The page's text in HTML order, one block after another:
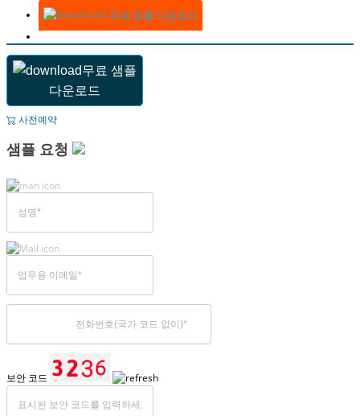
무료 샘플 다운로드
무료 샘플
다운로드
사전예약
샘플 요청
보안 코드